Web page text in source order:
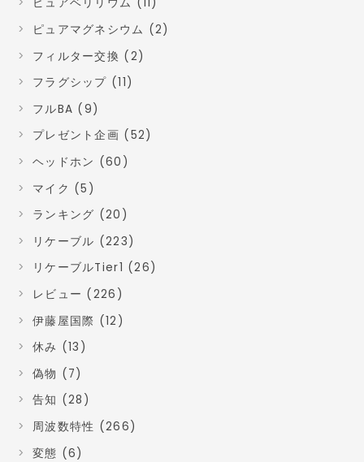
ピュアベリリウム (11)
ピュアマグネシウム (2)
フィルター交換 (2)
フラグシップ (11)
フルBA (9)
プレゼント企画 (52)
ヘッドホン (60)
マイク (5)
ランキング (20)
リケーブル (223)
リケーブルTier1 (26)
レビュー (226)
伊藤屋国際 (12)
休み (13)
偽物 (7)
告知 (28)
周波数特性 (266)
変態 (6)